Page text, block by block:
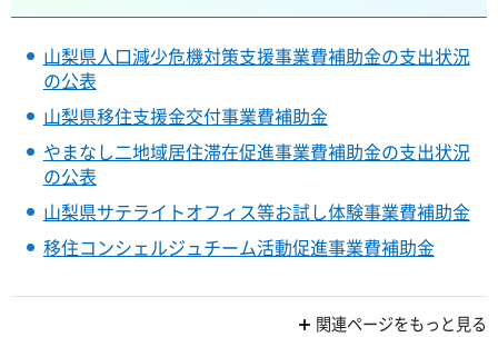
山梨県人口減少危機対策支援事業費補助金の支出状況
の公表
山梨県移住支援金交付事業費補助金
やまなし二地域居住滞在促進事業費補助金の支出状況
の公表
山梨県サテライトオフィス等お試し体験事業費補助金
移住コンシェルジュチーム活動促進事業費補助金
関連ページをもっと見る